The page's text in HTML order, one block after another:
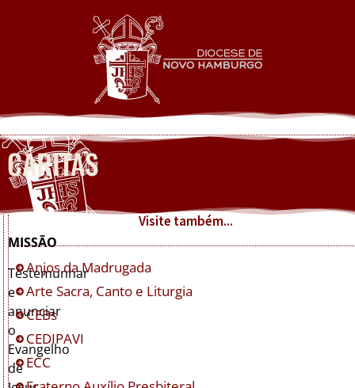
CÁRITAS
MISSÃO
Testemunhar
e
anunciar
o
Evangelho
de
Visite também...
Anjos da Madrugada
Arte Sacra, Canto e Liturgia
CEBs
CEDIPAVI
ECC